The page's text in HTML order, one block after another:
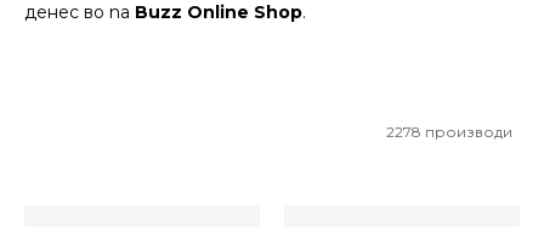
денес во na Buzz Online Shop.
2278 производи